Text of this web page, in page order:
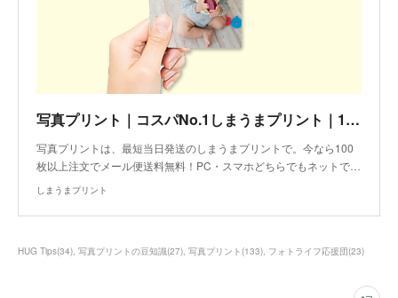
写真プリント｜コスパNo.1しまうまプリント｜1枚7円～の写真印刷、写真現像
写真プリントは、最短当日発送のしまうまプリントで。今なら100
枚以上注文でメール便送料無料！PC・スマホどちらでもネットで…
しまうまプリント
HUG Tips(34) 写真プリントの豆知識(27) 写真プリント (133) フォトライフ応援団(23)